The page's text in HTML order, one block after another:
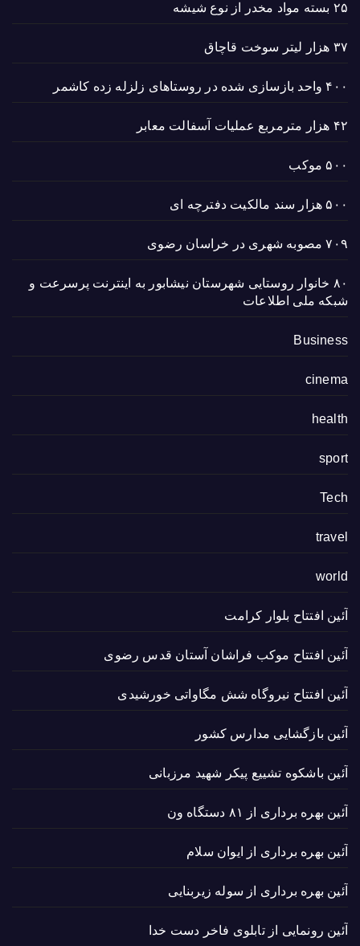
۲۵ بسته مواد مخدر از نوع شیشه
۳۷ هزار لیتر سوخت قاچاق
۴۰۰ واحد بازسازی شده در روستاهای زلزله زده کاشمر
۴۲ هزار مترمربع عملیات آسفالت معابر
۵۰۰ موکب
۵۰۰ هزار سند مالکیت دفترچه ای
۷۰۹ مصوبه شهری در خراسان رضوی
۸۰ خانوار روستایی شهرستان نیشابور به اینترنت پرسرعت و
شبکه ملی اطلاعات
Business
cinema
health
sport
Tech
travel
world
آئین افتتاح بلوار کرامت
آئین افتتاح موکب فراشان آستان قدس رضوی
آئین افتتاح نیروگاه شش مگاواتی خورشیدی
آئین بازگشایی مدارس کشور
آئین باشکوه تشییع پیکر شهید مرزبانی
آئین بهره برداری از ۸۱ دستگاه ون
آئین بهره برداری از ایوان سلام
آئین بهره برداری از سوله زیربنایی
آئین رونمایی از تابلوی فاخر دست خدا